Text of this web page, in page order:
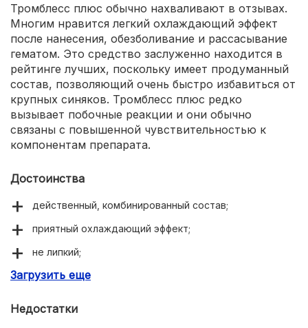
Тромблесс плюс обычно нахваливают в отзывах.
Многим нравится легкий охлаждающий эффект
после нанесения, обезболивание и рассасывание
гематом. Это средство заслуженно находится в
рейтинге лучших, поскольку имеет продуманный
состав, позволяющий очень быстро избавиться от
крупных синяков. Тромблесс плюс редко
вызывает побочные реакции и они обычно
связаны с повышенной чувствительностью к
компонентам препарата.
Достоинства
действенный, комбинированный состав;
приятный охлаждающий эффект;
не липкий;
быстро избавляет от синяков.
Загрузить еще
Недостатки